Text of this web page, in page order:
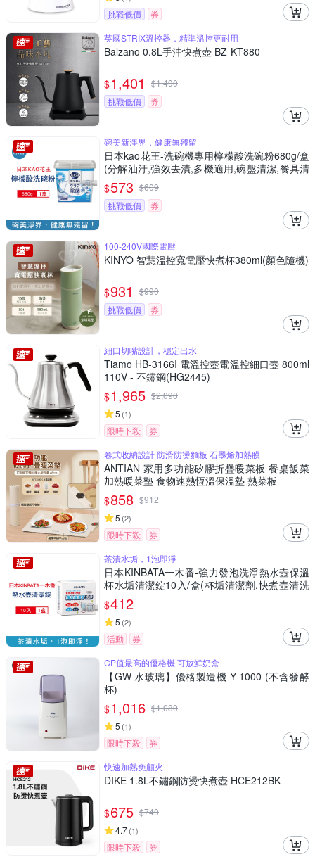
挑戰低價
券
英國STRIX溫控器，精準溫控更耐用
Balzano 0.8L手沖快煮壺 BZ-KT880
$1,401 $1,490
挑戰低價
券
碗美新淨界，健康無殘留
日本kao花王-洗碗機專用檸檬酸洗碗粉680g/盒
(分解油汙,強效去漬,多機適用,碗盤清潔,餐具清
潔)
$573 $609
挑戰低價
券
100-240V國際電壓
KINYO 智慧溫控寬電壓快煮杯380ml(顏色隨機)
$931 $990
挑戰低價
券
細口切嘴設計，穩定出水
Tiamo HB-3166I 電溫控壺電溫控細口壺 800ml
110V - 不鏽鋼(HG2445)
$1,965 $2,090
5 (1)
限時下殺
券
卷式收納設計 防滑防燙麵板 石墨烯加熱膜
ANTIAN 家用多功能矽膠折疊暖菜板 餐桌飯菜
加熱暖菜墊 食物速熱恆溫保溫墊 熱菜板
$858 $912
5 (2)
限時下殺
券
茶漬水垢，1泡即淨
日本KINBATA一木番-強力發泡洗淨熱水壺保溫
杯水垢清潔錠10入/盒(杯垢清潔劑,快煮壺清洗
劑,咖啡濾杯除垢劑,除水垢咖啡垢去茶漬)
$412
5 (2)
活動
券
CP值最高的優格機 可放鮮奶盒
【GW 水玻璃】優格製造機 Y-1000 (不含發酵
杯)
$1,016 $1,080
5 (1)
限時下殺
券
快速加熱免顧火
DIKE 1.8L不鏽鋼防燙快煮壺 HCE212BK
$675 $749
4.7(1)
限時下殺 券